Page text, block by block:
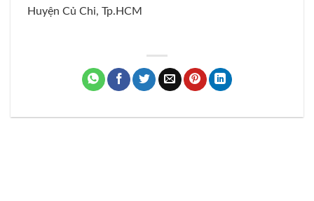
Huyện Củ Chi, Tp.HCM